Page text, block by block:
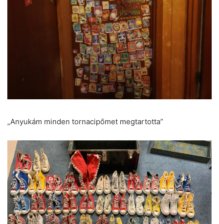
„Anyukám minden tornacipőmet megtartotta”